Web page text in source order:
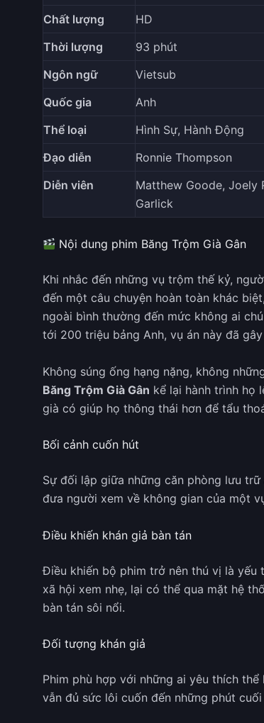
Chất lượng
HD
Thời lượng
93 phút
Ngôn ngữ
Vietsub
Quốc gia
Anh
Thể loại
Hình Sự, Hành Động
Đạo diễn
Ronnie Thompson
Diễn viên
Matthew Goode, Joely
Garlick
Nội dung phim Băng Trộm Già Gân
Khi nhắc đến những vụ trộm thế kỷ,
đến một câu chuyện hoàn toàn khác
ngoài bình thường đến mức không ai
tới 200 triệu bảng Anh, vụ án này đã
Không súng ống hạng nặng, không
Băng Trộm Già Gân kể lại hành trình họ
già có giúp họ thông thái hơn để tẩu
Bối cảnh cuốn hút
Sự đối lập giữa những căn phòng lưu
đưa người xem về không gian của một
Điều khiến khán giả bàn tán
Điều khiến bộ phim trở nên thú vị là
xã hội xem nhẹ, lại có thể qua mặt hệ
bàn tán sôi nổi.
Đối tượng khán giả
Phim phù hợp với những ai yêu thích
vẫn đủ sức lôi cuốn đến những phút cuối